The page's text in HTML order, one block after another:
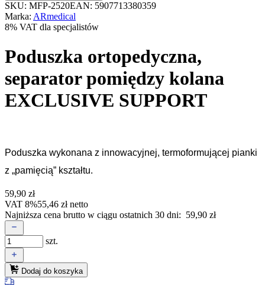
SKU: MFP-2520EAN: 5907713380359
Marka: ARmedical
8% VAT dla specjalistów
Poduszka ortopedyczna,
separator pomiędzy kolana
EXCLUSIVE SUPPORT
Poduszka wykonana z innowacyjnej, termoformującej pianki
z „pamięcią” kształtu.
59,90 zł
VAT 8%55,46 złnetto
Najniższa cena brutto w ciągu ostatnich 30 dni: 59,90 zł
szt.
Dodaj do koszyka